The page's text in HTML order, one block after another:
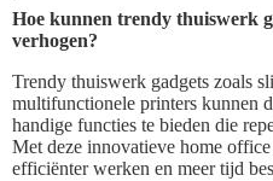
Hoe kunnen trendy thuiswerk
verhogen?
Trendy thuiswerk gadgets zoals
multifunctionele printers kunnen
handige functies te bieden die
Met deze innovatieve home
efficiënter werken en meer tijd